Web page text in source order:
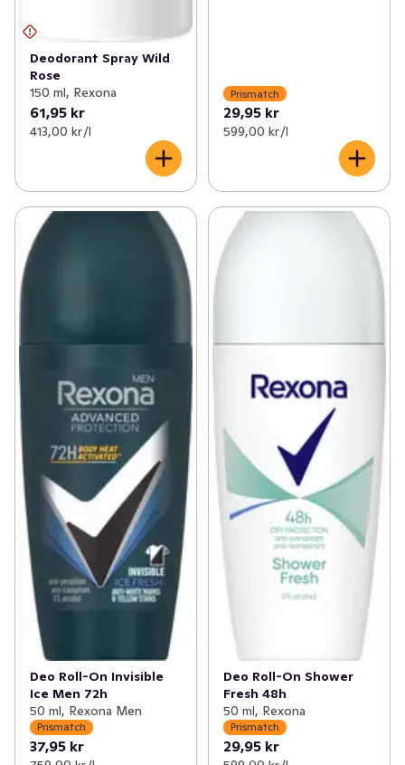
Deodorant Spray Wild
Rose
150 ml, Rexona
61,95 kr
413,00 kr /l
Prismatch
29,95 kr
599,00 kr /l
Deo Roll-On Invisible
Ice Men 72h
50 ml, Rexona Men
Prismatch
37,95 kr
Deo Roll-On Shower
Fresh 48h
50 ml, Rexona
Prismatch
29,95 kr